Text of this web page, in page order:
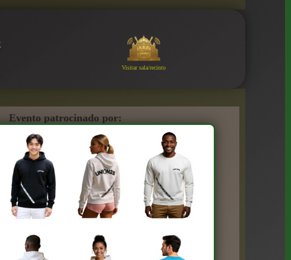
Visitar sala/recinto
Evento patrocinado por: